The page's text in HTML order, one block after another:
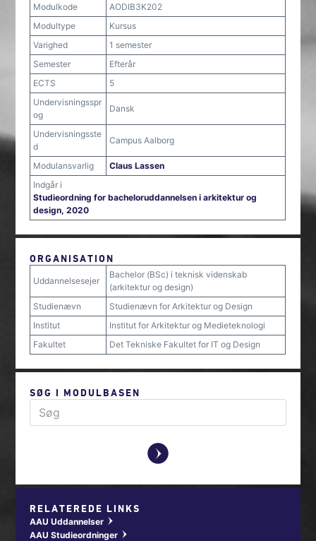
Modulkode
AODIB3K202
Modultype
Kursus
Varighed
1 semester
Semester
Efterår
ECTS
5
Undervisningsspr
og
Dansk
Undervisningsste
d
Campus Aalborg
Modulansvarlig
Claus Lassen
Indgår i
Studieordning for bacheloruddannelsen i arkitektur og
design, 2020
ORGANISATION
Uddannelsesejer
Bachelor (BSc) i teknisk videnskab
(arkitektur og design)
Studienævn
Studienævn for Arkitektur og Design
Institut
Institut for Arkitektur og Medieteknologi
Fakultet
Det Tekniske Fakultet for IT og Design
SØG I MODULBASEN
y
RELATEREDE LINKS
AAU Uddannelser w
AAU Studieordninger w